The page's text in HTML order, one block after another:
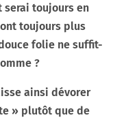
serai toujours en
toujours plus
folie ne suffit-
?
ainsi dévorer
» plutôt que de